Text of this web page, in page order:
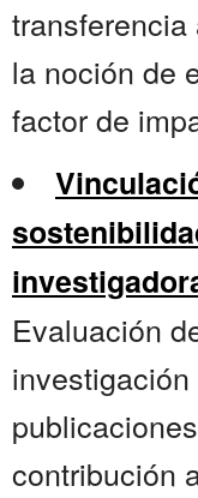
la noción de
factor de
Evaluación
contribución